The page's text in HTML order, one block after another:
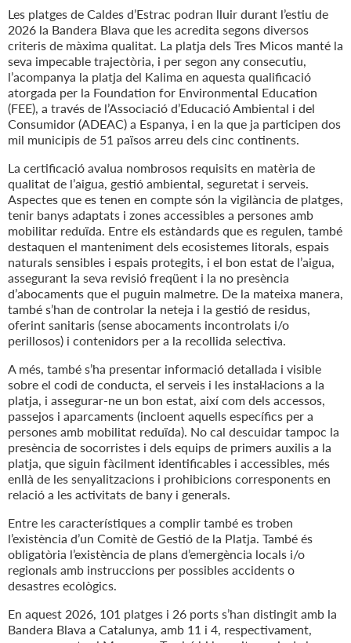
Les platges de Caldes d’Estrac podran lluir durant l’estiu de
2026 la Bandera Blava que les acredita segons diversos
criteris de màxima qualitat. La platja dels Tres Micos manté la
seva impecable trajectòria, i per segon any consecutiu,
l’acompanya la platja del Kalima en aquesta qualificació
atorgada per la Foundation for Environmental Education
(FEE), a través de l’Associació d’Educació Ambiental i del
Consumidor (ADEAC) a Espanya, i en la que ja participen dos
mil municipis de 51 països arreu dels cinc continents.
La certificació avalua nombrosos requisits en matèria de
qualitat de l’aigua, gestió ambiental, seguretat i serveis.
Aspectes que es tenen en compte són la vigilància de platges,
tenir banys adaptats i zones accessibles a persones amb
mobilitar reduïda. Entre els estàndards que es regulen, també
destaquen el manteniment dels ecosistemes litorals, espais
naturals sensibles i espais protegits, i el bon estat de l’aigua,
assegurant la seva revisió freqüent i la no presència
d’abocaments que el puguin malmetre. De la mateixa manera,
també s’han de controlar la neteja i la gestió de residus,
oferint sanitaris (sense abocaments incontrolats i/o
perillosos) i contenidors per a la recollida selectiva.
A més, també s’ha presentar informació detallada i visible
sobre el codi de conducta, el serveis i les instal·lacions a la
platja, i assegurar-ne un bon estat, així com dels accessos,
passejos i aparcaments (incloent aquells específics per a
persones amb mobilitat reduïda). No cal descuidar tampoc la
presència de socorristes i dels equips de primers auxilis a la
platja, que siguin fàcilment identificables i accessibles, més
enllà de les senyalitzacions i prohibicions corresponents en
relació a les activitats de bany i generals.
Entre les característiques a complir també es troben
l’existència d’un Comitè de Gestió de la Platja. També és
obligatòria l’existència de plans d’emergència locals i/o
regionals amb instruccions per possibles accidents o
desastres ecològics.
En aquest 2026, 101 platges i 26 ports s’han distingit amb la
Bandera Blava a Catalunya, amb 11 i 4, respectivament,